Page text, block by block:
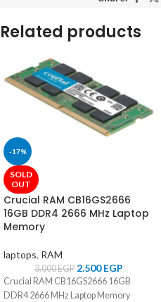
Related products
-17%
SOLD
OUT
Crucial RAM CB16GS2666
16GB DDR4 2666 MHz Laptop
Memory
laptops, RAM
3.000EGP 2.500EGP
Crucial RAM CB16GS2666 16GB
DDR4 2666 MHz Laptop Memory